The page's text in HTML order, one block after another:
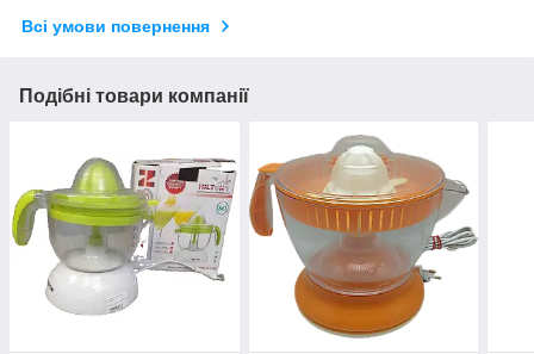
Всі умови повернення
Подібні товари компанії